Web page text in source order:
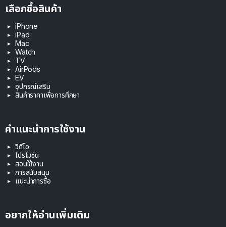
เลือกซื้อสินค้า
iPhone
iPad
Mac
Watch
TV
AirPods
EV
อุปกรณ์เสริม
สินค้าราคาเพื่อการศึกษา
คำแนะนำการใช้งาน
วิดีโอ
โปรโมชัน
สอนใช้งาน
การสนับสนุน
แนะนำการซื้อ
อยากให้อ่านเพิ่มเติม